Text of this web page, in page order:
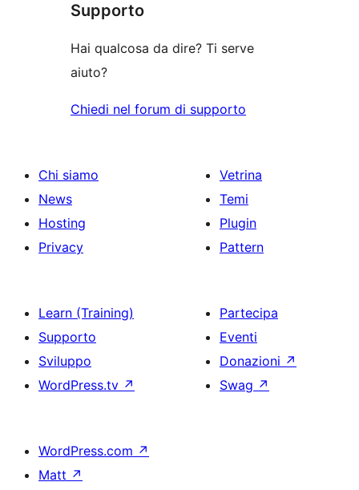
Supporto
Hai qualcosa da dire? Ti serve
aiuto?
Chiedi nel forum di supporto
Chi siamo
News
Hosting
Privacy
Vetrina
Temi
Plugin
Pattern
Learn (Training)
Supporto
Sviluppo
WordPress.tv ↗
Partecipa
Eventi
Donazioni ↗
Swag ↗
WordPress.com ↗
Matt ↗